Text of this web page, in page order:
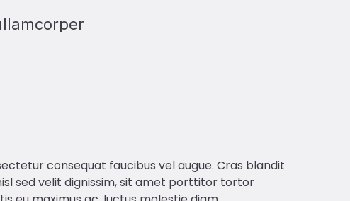
consequat faucibus vel augue. Cras blandit
sed velit dignissim, sit amet porttitor tortor